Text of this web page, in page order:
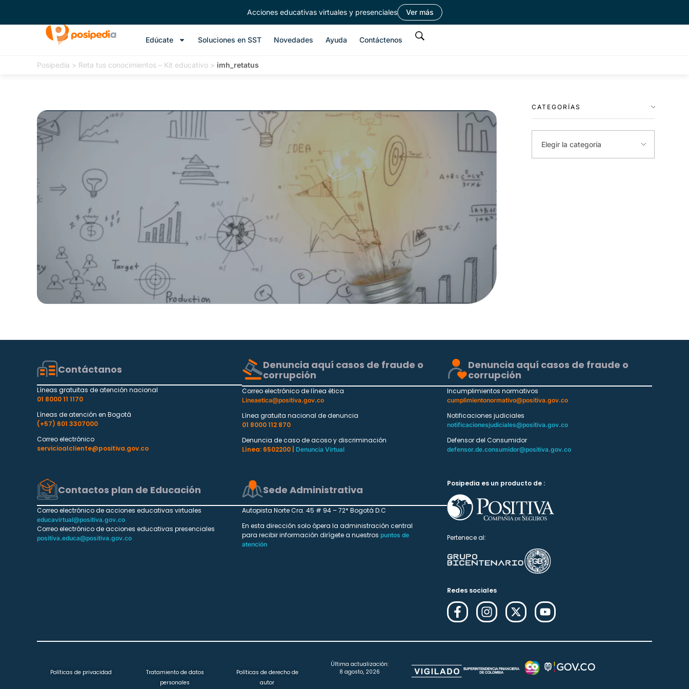
Acciones educativas virtuales y presenciales Ver más
Edúcate Soluciones en SST Novedades Ayuda Contáctenos
Posipedia > Reta tus conocimientos – Kit educativo > imh_retatus
CATEGORÍAS
Contáctanos
Líneas gratuitas de atención nacional
01 8000 11 1170
Líneas de atención en Bogotá
(+57) 601 3307000
Correo electrónico
servicioalcliente@positiva.gov.co
Denuncia aquí casos de fraude o
corrupción
Correo electrónico de línea ética
Lineaetica@positiva.gov.co
Línea gratuita nacional de denuncia
01 8000 112 870
Denuncia de caso de acoso y discriminación
Línea: 6502200 |
Denuncia Virtual
Denuncia aquí casos de fraude o
corrupción
Incumplimientos normativos
cumplimientonormativo@positiva.gov.co
Notificaciones judiciales
notificacionesjudiciales@positiva.gov.co
Defensor del Consumidor
defensor.de.consumidor@positiva.gov.co
Contactos plan de Educación
Correo electrónico de acciones educativas virtuales
educavirtual@positiva.gov.co
Correo electrónico de acciones educativas presenciales
positiva.educa@positiva.gov.co
Sede Administrativa
Autopista Norte Cra. 45 # 94 – 72* Bogotá D.C
En esta dirección solo ópera la administración central
para recibir información dirígete a nuestros puntos de
atención
Posipedia es un producto de :
Pertenece al:
Redes sociales
Políticas de privacidad
Tratamiento de datos
personales
Políticas de derecho de
autor
Última actualización:
8 agosto, 2026